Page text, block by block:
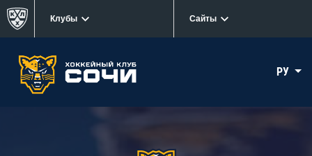
Клубы Сайты
РУ